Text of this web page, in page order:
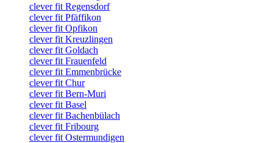
clever fit Regensdorf
clever fit Pfäffikon
clever fit Opfikon
clever fit Kreuzlingen
clever fit Goldach
clever fit Frauenfeld
clever fit Emmenbrücke
clever fit Chur
clever fit Bern-Muri
clever fit Basel
clever fit Bachenbülach
clever fit Fribourg
clever fit Ostermundigen